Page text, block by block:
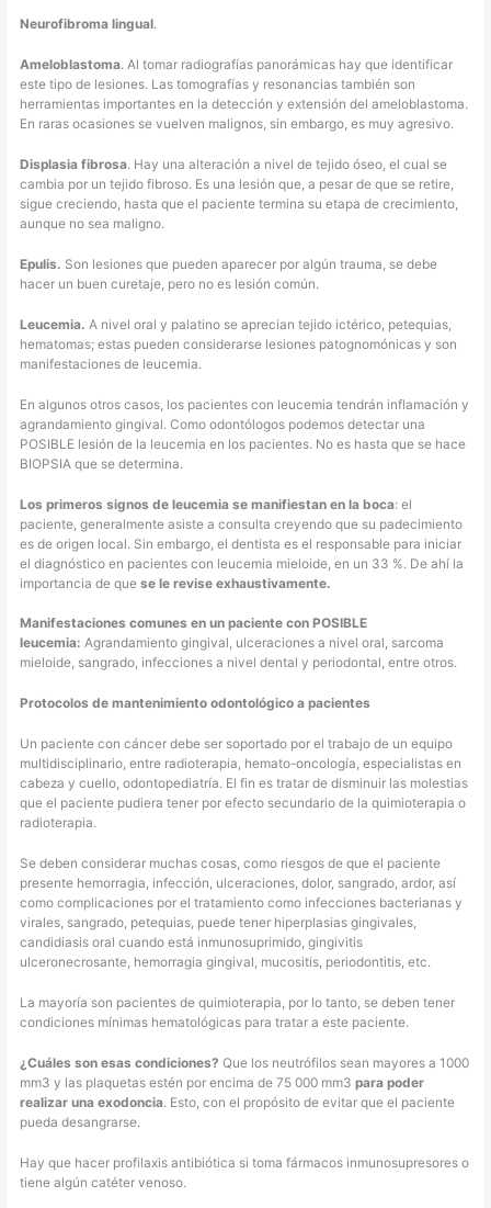
Neurofibroma lingual.
Ameloblastoma. Al tomar radiografías panorámicas hay que identificar
este tipo de lesiones. Las tomografías y resonancias también son
herramientas importantes en la detección y extensión del ameloblastoma.
En raras ocasiones se vuelven malignos, sin embargo, es muy agresivo.
Displasia fibrosa. Hay una alteración a nivel de tejido óseo, el cual se
cambia por un tejido fibroso. Es una lesión que, a pesar de que se retire,
sigue creciendo, hasta que el paciente termina su etapa de crecimiento,
aunque no sea maligno.
Epulis. Son lesiones que pueden aparecer por algún trauma, se debe
hacer un buen curetaje, pero no es lesión común.
Leucemia. A nivel oral y palatino se aprecian tejido ictérico, petequias,
hematomas; estas pueden considerarse lesiones patognomónicas y son
manifestaciones de leucemia.
En algunos otros casos, los pacientes con leucemia tendrán inflamación y
agrandamiento gingival. Como odontólogos podemos detectar una
POSIBLE lesión de la leucemia en los pacientes. No es hasta que se hace
BIOPSIA que se determina.
Los primeros signos de leucemia se manifiestan en la boca: el
paciente, generalmente asiste a consulta creyendo que su padecimiento
es de origen local. Sin embargo, el dentista es el responsable para iniciar
el diagnóstico en pacientes con leucemia mieloide, en un 33 %. De ahí la
importancia de quese le revise exhaustivamente.
Manifestaciones comunes en un paciente con POSIBLE
leucemia:Agrandamiento gingival, ulceraciones a nivel oral, sarcoma
mieloide, sangrado, infecciones a nivel dental y periodontal, entre otros.
Protocolos de mantenimiento odontológico a pacientes
Un paciente con cáncer debe ser soportado por el trabajo de un equipo
multidisciplinario, entre radioterapia, hemato-oncología, especialistas en
cabeza y cuello, odontopediatría. El fin es tratar de disminuir las molestias
que el paciente pudiera tener por efecto secundario de la quimioterapia o
radioterapia.
Se deben considerar muchas cosas, como riesgos de que el paciente
presente hemorragia, infección, ulceraciones, dolor, sangrado, ardor, así
como complicaciones por el tratamiento como infecciones bacterianas y
virales, sangrado, petequias, puede tener hiperplasias gingivales,
candidiasis oral cuando está inmunosuprimido, gingivitis
ulceronecrosante, hemorragia gingival, mucositis, periodontitis, etc.
La mayoría son pacientes de quimioterapia, por lo tanto, se deben tener
condiciones mínimas hematológicas para tratar a este paciente.
¿Cuáles son esas condiciones? Que los neutrófilos sean mayores a 1000
mm3 y las plaquetas estén por encima de 75 000 mm3para poder
realizar una exodoncia. Esto, con el propósito de evitar que el paciente
pueda desangrarse.
Hay que hacer profilaxis antibiótica si toma fármacos inmunosupresores o
tiene algún catéter venoso.